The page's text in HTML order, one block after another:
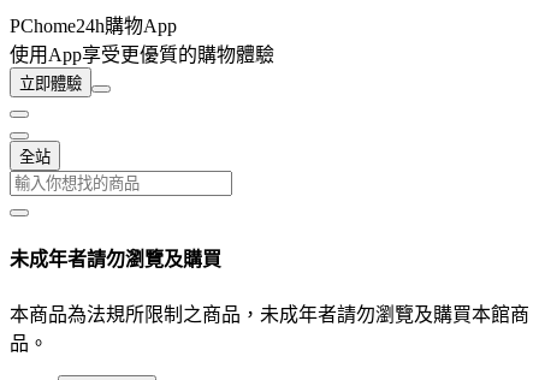
PChome24h購物App
使用App享受更優質的購物體驗
立即體驗
全站
未成年者請勿瀏覽及購買
本商品為法規所限制之商品，未成年者請勿瀏覽及購買本館商
品。